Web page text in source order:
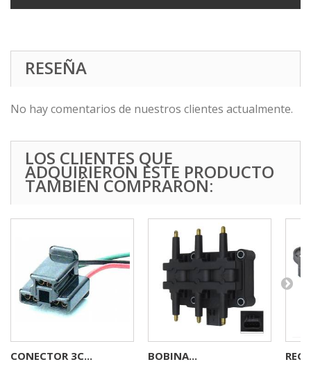
RESEÑA
No hay comentarios de nuestros clientes actualmente.
LOS CLIENTES QUE
ADQUIRIERON ESTE PRODUCTO
TAMBIÉN COMPRARON:
CONECTOR 3C... BOBINA...